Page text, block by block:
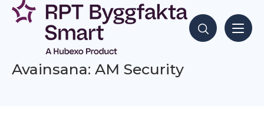
Siirry
sisältöön
Hae sisältöjä
Avainsana: AM Security